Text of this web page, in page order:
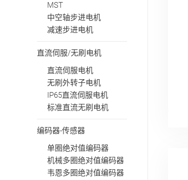
MST
中空轴步进电机
减速步进电机
直流伺服/无刷电机
直流伺服电机
无刷外转子电机
IP65直流伺服电机
标准直流无刷电机
编码器-传感器
单圈绝对值编码器
机械多圈绝对值编码器
韦恩多圈绝对值编码器